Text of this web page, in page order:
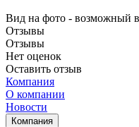
Вид на фото - возможный
Отзывы
Отзывы
Нет оценок
Оставить отзыв
Компания
О компании
Новости
Компания